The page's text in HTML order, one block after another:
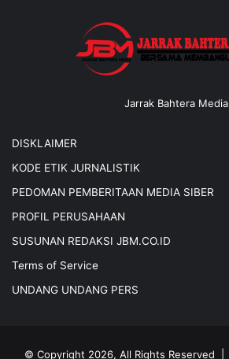
Jarrak Bahtera Media
DISKLAIMER
KODE ETIK JURNALISTIK
PEDOMAN PEMBERITAAN MEDIA SIBER
PROFIL PERUSAHAAN
SUSUNAN REDAKSI JBM.CO.ID
Terms of Service
UNDANG UNDANG PERS
© Copyright 2026, All Rights Reserved |